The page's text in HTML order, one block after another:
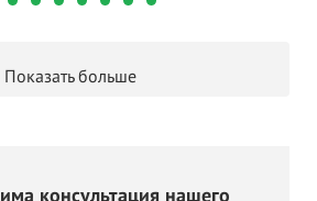
Показать больше